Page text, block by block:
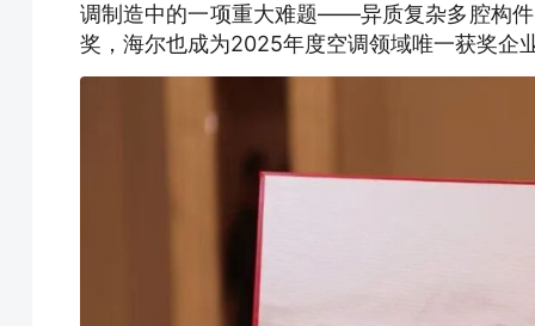
调制造中的一项重大难题——异质复杂多腔构
奖，海尔也成为2025年度空调领域唯一获奖企